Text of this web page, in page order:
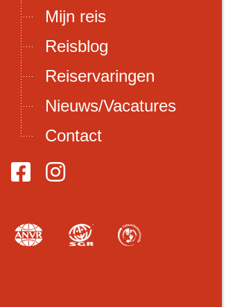
Mijn reis
Reisblog
Reiservaringen
Nieuws/Vacatures
Contact